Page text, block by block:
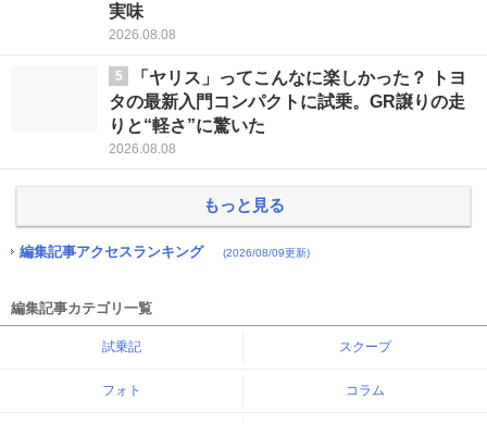
実味
2026.08.08
5
「ヤリス」ってこんなに楽しかった？ トヨ
タの最新入門コンパクトに試乗。GR譲りの走
りと“軽さ”に驚いた
2026.08.08
もっと見る
編集記事アクセスランキング (2026/08/09更新)
編集記事カテゴリ一覧
試乗記 スクープ
フォト コラム